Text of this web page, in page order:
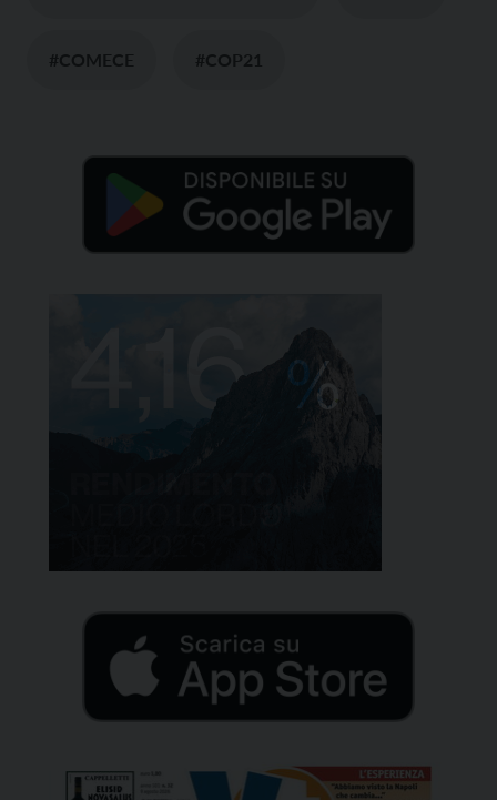
#COMECE #COP21